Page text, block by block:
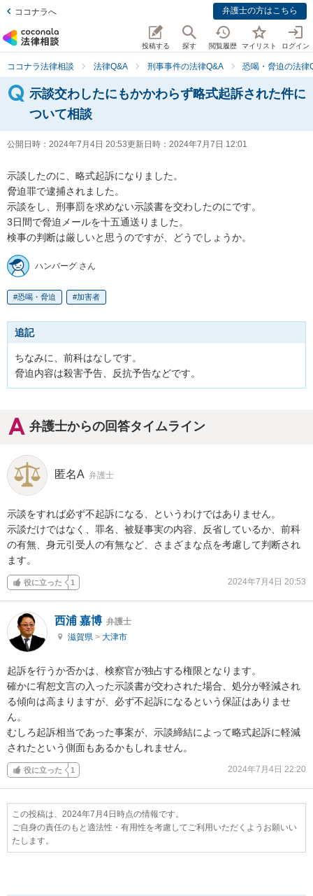
ココナラへ 弁護士の方はこちら
投稿する 探す 閲覧履歴 マイリスト ログイン
ココナラ法律相談 法律Q&A 刑事事件の法律Q&A 恐喝・脅迫の法律
示談交わしたにもかかわらず略式起訴された件に
ついて相談
公開日時： 2024年7月4日 20:53更新日時： 2024年7月7日 12:01
示談したのに、略式起訴になりました。
脅迫罪で逮捕されました。
示談をし、刑事罰を求めない示談書を交わしたのにです。
3日間で脅迫メールを十五通送りました。
検事の判断は厳しいと思うのですが、どうでしょうか。
ハンバーグ さん
恐喝・脅迫 加害者
追記
ちなみに、前科はなしです。
脅迫内容は殺害予告、反抗予告などです。
弁護士からの回答タイムライン
匿名A 弁護士
示談をすれば必ず不起訴になる、というわけではありません。
示談だけではなく、罪名、被疑事実の内容、反省しているか、前科
の有無、身元引受人の有無など、さまざまな点を考慮して判断され
ます。
役に立った 1 2024年7月4日 20:53
西浦 嘉博 弁護士
滋賀県 > 大津市
起訴を行うか否かは、検察官が独占する権限となります。
確かに宥恕文言の入った示談書が交わされた場合、処分が軽減され
る傾向は高まりますが、必ず不起訴になるという保証はありませ
ん。
むしろ起訴相当であった事案が、示談締結によって略式起訴に軽減
されたという側面もあるかもしれません。
役に立った 1 2024年7月4日 22:20
この投稿は、2024年7月4日時点の情報です。
ご自身の責任のもと適法性・有用性を考慮してご利用いただくようお願いい
たします。